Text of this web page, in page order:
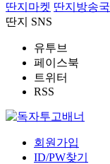
딴지마켓 딴지방송국
딴지 SNS
유투브
페이스북
트위터
RSS
회원가입
ID/PW찾기